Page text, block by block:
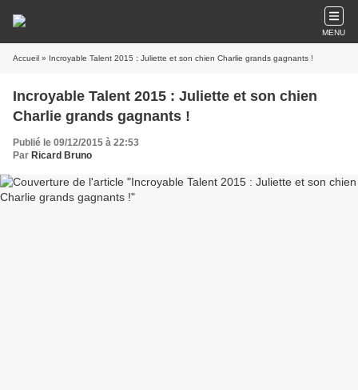
MENU
Accueil » Incroyable Talent 2015 : Juliette et son chien Charlie grands gagnants !
Incroyable Talent 2015 : Juliette et son chien
Charlie grands gagnants !
Publié le 09/12/2015 à 22:53
Par Ricard Bruno